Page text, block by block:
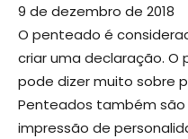
9 de dezembro de 2018
O penteado é
criar uma declaração.
pode dizer muito sobre
Penteados também
impressão de